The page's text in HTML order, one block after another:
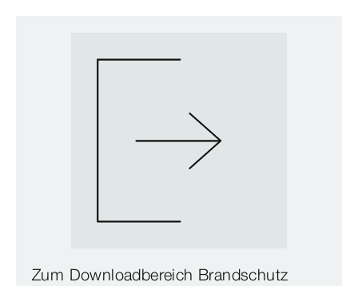
Zum Downloadbereich Brandschutz